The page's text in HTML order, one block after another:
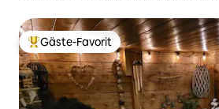
Beliebter Gäste-Favorit.
Gäste-Favorit